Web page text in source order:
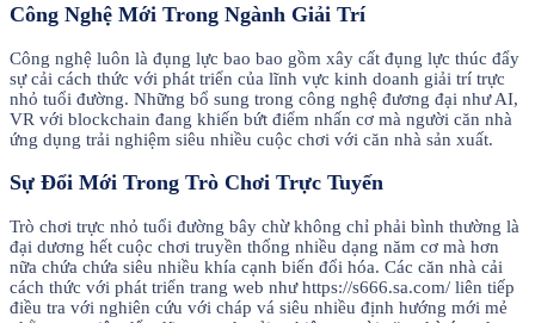
Công Nghệ Mới Trong Ngành Giải Trí
Công nghệ luôn là đụng lực bao bao gồm xây cất đụng lực thúc đẩy
sự cải cách thức với phát triển của lĩnh vực kinh doanh giải trí trực
nhỏ tuổi đường. Những bổ sung trong công nghệ đương đại như AI,
VR với blockchain đang khiến bứt điểm nhấn cơ mà người căn nhà
ứng dụng trải nghiệm siêu nhiều cuộc chơi với căn nhà sản xuất.
Sự Đổi Mới Trong Trò Chơi Trực Tuyến
Trò chơi trực nhỏ tuổi đường bây chừ không chỉ phải bình thường là
đại dương hết cuộc chơi truyền thống nhiều dạng năm cơ mà hơn
nữa chứa chứa siêu nhiều khía cạnh biến đổi hóa. Các căn nhà cải
cách thức với phát triển trang web như https://s666.sa.com/ liên tiếp
điều tra với nghiên cứu với cháp vá siêu nhiều định hướng mới mẻ